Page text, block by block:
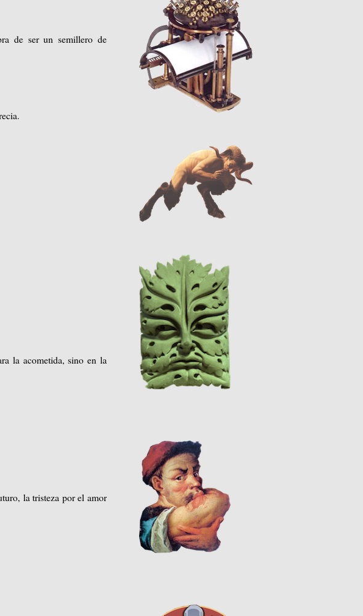
de ser un semillero de
la acometida, sino en la
la tristeza por el amor